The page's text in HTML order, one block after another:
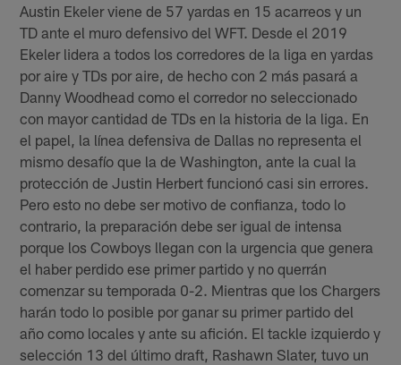
Austin Ekeler viene de 57 yardas en 15 acarreos y un
TD ante el muro defensivo del WFT. Desde el 2019
Ekeler lidera a todos los corredores de la liga en yardas
por aire y TDs por aire, de hecho con 2 más pasará a
Danny Woodhead como el corredor no seleccionado
con mayor cantidad de TDs en la historia de la liga. En
el papel, la línea defensiva de Dallas no representa el
mismo desafío que la de Washington, ante la cual la
protección de Justin Herbert funcionó casi sin errores.
Pero esto no debe ser motivo de confianza, todo lo
contrario, la preparación debe ser igual de intensa
porque los Cowboys llegan con la urgencia que genera
el haber perdido ese primer partido y no querrán
comenzar su temporada 0-2. Mientras que los Chargers
harán todo lo posible por ganar su primer partido del
año como locales y ante su afición. El tackle izquierdo y
selección 13 del último draft, Rashawn Slater, tuvo un